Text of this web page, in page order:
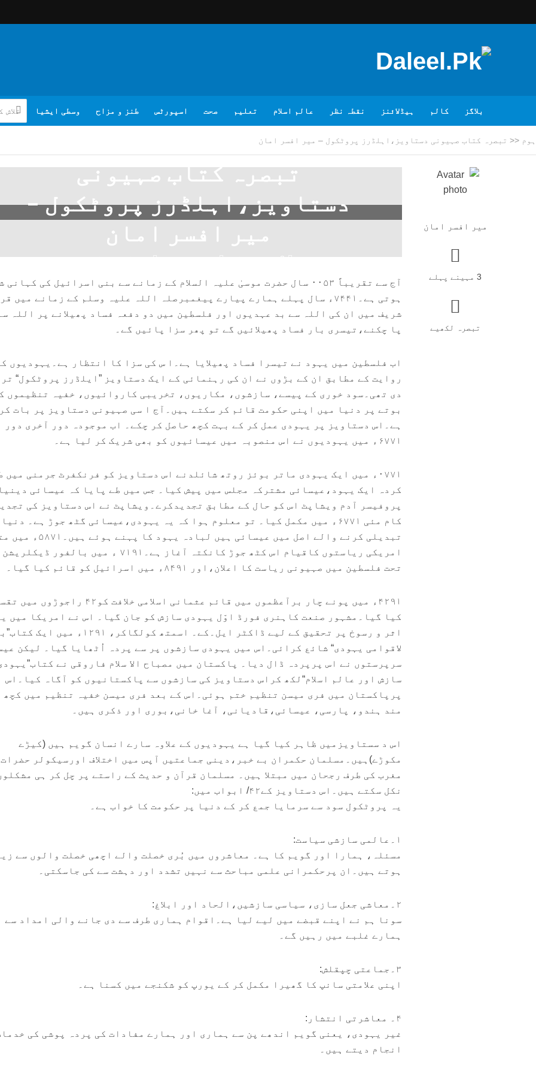
بلاگز کالم ہیڈلائنز نقطہ نظر عالم اسلام تعلیم صحت اسپورٹس طنز و مزاح وسطی ایشیا
ہوم << تبصرہ کتاب صہیونی دستاویز،اہلڈرز پروٹکول – میر افسر امان
میر افسر امان
3 مہینے پہلے
تبصرہ لکھیے
تبصرہ کتاب صہیونی
دستاویز،اہلڈرز پروٹکول –
میر افسر امان
3 مہینے پہلے تبصرہ لکھیے میر افسر امان
آج سے تقریباً ۰۰۵۳ سال حضرت موسیٰ علیہ السلام کے زمانے سے بنی اسرائیل کی
ہوتی ہے۔۷۴۴۱ء سال پہلے ہمارے پیارے پیغمبرصلہ اللہ علیہ وسلم کے زمانے میں
شریف میں ان کی اللہ سے بد عہدیوں اور فلسطین میں دو دفعہ فساد پھیلانے پر اللہ
پا چکنے،تیسری بار فساد پھیلائیں گے تو پھر سزا پائیں گے۔
اب فلسطین میں یہود نے تیسرا فساد پھیلایا ہے۔ا س کی سزا کا انتظار ہے۔یہودیوں
روایت کے مطابق ان کے بڑوں نے ان کی رہنمائی کے ایک دستاویز ”ایلڈرز پروٹکول“
دی تھی۔سود خوری کے پیسے، سازشوں، مکاریوں، تخریبی کاروائیوں، خفیہ تنظیموں
بوتے پر دنیا میں اپنی حکومت قائم کر سکتے ہیں۔آج ا سی صہیونی دستاویز پر بات
ہے۔اس دستاویز پر یہودی عمل کر کے بہت کچھ حاصل کر چکے۔ اب موجودہ دور آخری دور
۶۷۷۱ء میں یہودیوں نے اس منصوبہ میں عیسائیوں کو بھی شریک کر لیا ہے۔
۰۷۷۱ء میں ایک یہودی ماتر بوئز روتھ شائلدنے اس دستاویز کو فرنکفرٹ جرمنی میں
کردہ ایک یہود،عیسائی مشترکہ مجلس میں پیش کیا۔ جس میں طے پایا کہ عیسائی
پروفیسر آدم ویشاپٹ اس کو حال کے مطابق تجدیدکرے۔ویشاپٹ نے اس دستاویز کی
کام مئی ۶۷۷۱ء میں مکمل کیا۔ تو معلوم ہوا کہ یہ یہودی،عیسائی گٹھ جوڑ ہے۔
تبدیلی کرنے والے اصل میں عیسائی ہیں لبادہ یہود
امریکی ریاستوں کاقیام اس کٹھ جوڑ کانکتہ آغاز ہے۔۷۱۹۱ ء میں بالفور
تحت فلسطین میں صہیونی ریاست کا اعلان،اور ۸۴۹۱ء میں اسرائیل کو قائم کیا گیا۔
۴۲۹۱ء میں پونے چار برآعظموں میں قائم عثمانی اسلامی خلافت کو۴۲
کیا گیا۔مشہور صنعت کاہنری فورڈ اوّل یہودی سازش کو جان گیا۔ اس نے امریکا میں
اثر و رسوخ پر تحقیق کے لیے ڈاکٹر ایل۔کے۔ اسمتھ کولگاکر، ۱۲۹۱ء
لاقوامی یہودی“ شائع کرائی۔اس میں یہودی سازشوں پر سے پردہ اُٹھایا گیا۔ لیکن
سرپرستوں نے اس پرپردہ ڈال دیا۔ پاکستان میں مصباح الا سلام فاروقی نے
سازش اور عالم اسلام“لکھ کراس دستاویز کی سازشوں سے پاکستانیوں کو آگاہ کیا۔اس
پرپاکستان میں فری میسن تنظیم ختم ہوئی۔اس کے بعد فری میسن خفیہ تنظیم میں کچھ
مند ہندو، پارسی، عیسائی،قادیانی، آغا خانی،بوری اور ذکری ہیں۔
اس د سستاویزمیں ظاہر کیا گیا ہے یہودیوں کے علاوہ سارے انسان گویم ہیں (کیڑے
مکوڑے)ہیں۔مسلمان حکمران بے خبر،دینی جماعتیں آپس میں اختلاف اورسیکولر حضرات
مغرب کی طرف رجحان میں مبتلا ہیں۔ مسلمان قرآن و حدیث کے راستے پر چل کر ہی
نکل سکتے ہیں۔اس دستاویز کے۴۲/ ابواب میں:
یہ پروٹکول سود سے سرمایا جمع کر کے دنیا پر حکومت کا خواب ہے۔
۱۔عالمی سازشی سیاست:
مسئلہ، ہمارا اور گویم کا ہے۔ معاشروں میں بُری خصلت والے اچھی خصلت والوں سے
ہوتے ہیں۔ان پرحکمرانی علمی مباحث سے نہیں تشدد اور دہشت سے کی جاسکتی۔
۲۔معاشی جعل سازی، سیاسی سازشیں،الحاد اور ابلاغ:
سونا ہم نے اپنے قبضے میں لیے لیا ہے۔اقوام ہماری طرف سے دی جانے والی امداد سے
ہمارے غلبے میں رہیں گے۔
۳۔جماعتی چپقلش:
اپنی علامتی سانپ کا گھیرا مکمل کر کے یورپ کو شکنجے میں کسنا ہے۔
۴۔ معاشرتی انتشار:
غیر یہودی، یعنی گویم اندھے پن سے ہماری اور ہمارے مفادات کی پردہ پوشی کی
انجام دیتے ہیں۔